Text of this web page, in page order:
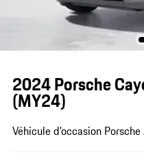
2024 Porsche
(MY24)
Véhicule d’occasion